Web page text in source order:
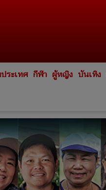
ระเทศ กีฬา ผู้หญิง บันเทิง